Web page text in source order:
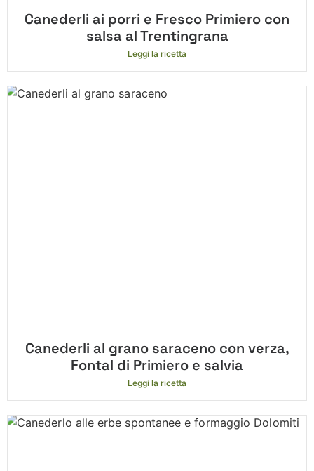
Canederli ai porri e Fresco Primiero con
salsa al Trentingrana
Leggi la ricetta
Canederli al grano saraceno con verza,
Fontal di Primiero e salvia
Leggi la ricetta